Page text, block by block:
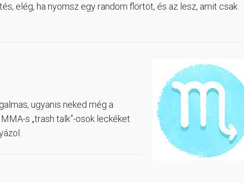
elég, ha nyomsz egy random flörtöt, és az lesz, amit csak
ugyanis neked még a
s „trash talk”-osok leckéket